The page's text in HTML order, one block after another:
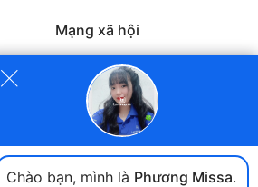
×
Chào bạn, mình là Phương Missa.
Mạng xã hội